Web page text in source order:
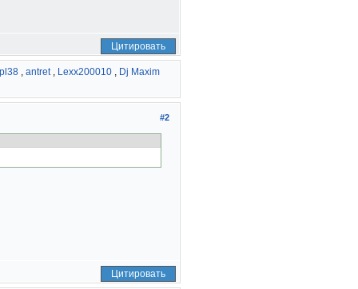
Цитировать
, antret, Lexx200010 , Dj Maxim
#2
Цитировать